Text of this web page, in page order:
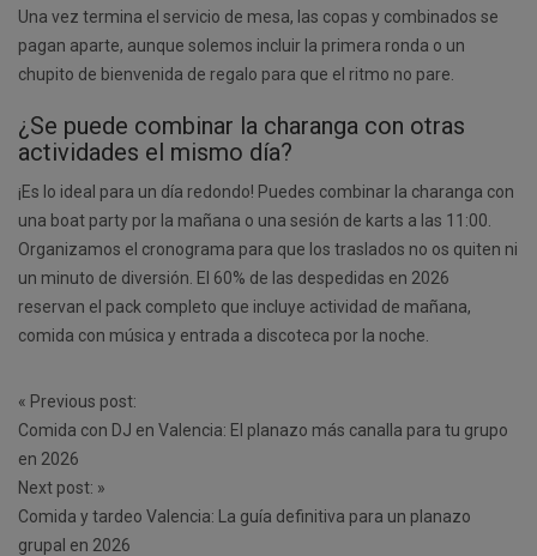
Una vez termina el servicio de mesa, las copas y combinados se
pagan aparte, aunque solemos incluir la primera ronda o un
chupito de bienvenida de regalo para que el ritmo no pare.
¿Se puede combinar la charanga con otras
actividades el mismo día?
¡Es lo ideal para un día redondo! Puedes combinar la charanga con
una boat party por la mañana o una sesión de karts a las 11:00.
Organizamos el cronograma para que los traslados no os quiten ni
un minuto de diversión. El 60% de las despedidas en 2026
reservan el pack completo que incluye actividad de mañana,
comida con música y entrada a discoteca por la noche.
Post
navigation
« Previous post:
Comida con DJ en Valencia: El planazo más canalla para tu grupo
en 2026
Next post: »
Comida y tardeo Valencia: La guía definitiva para un planazo
grupal en 2026